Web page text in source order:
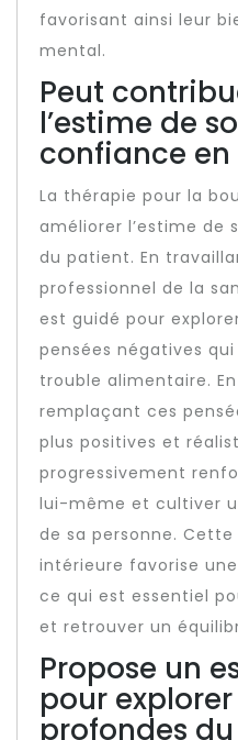
favorisant ainsi leur
mental.
Peut
l’estime de
confiance
La thérapie pour la
améliorer l’estime de
du patient. En
professionnel de la
est guidé pour
pensées négatives
trouble alimentaire.
remplaçant ces
plus positives et
progressivement
lui-même et cultiver
de sa personne.
intérieure favorise
ce qui est essentiel
et retrouver un
Propose un
pour
profondes